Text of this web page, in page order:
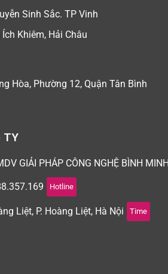
Sinh Sắc. TP Vinh
Khiêm, Hải Châu
Hòa, Phường 12, Quận Tân Bình
TY
GIẢI PHÁP CÔNG NGHỆ BÌNH
Hotline
Liệt, P. Hoàng Liệt, Hà Nội Time